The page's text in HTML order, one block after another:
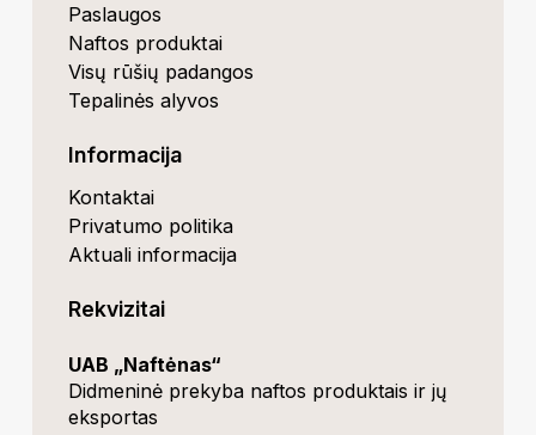
Paslaugos
Naftos produktai
Visų rūšių padangos
Tepalinės alyvos
Informacija
Kontaktai
Privatumo politika
Aktuali informacija
Rekvizitai
UAB „Naftėnas“
Didmeninė prekyba naftos produktais ir jų
eksportas